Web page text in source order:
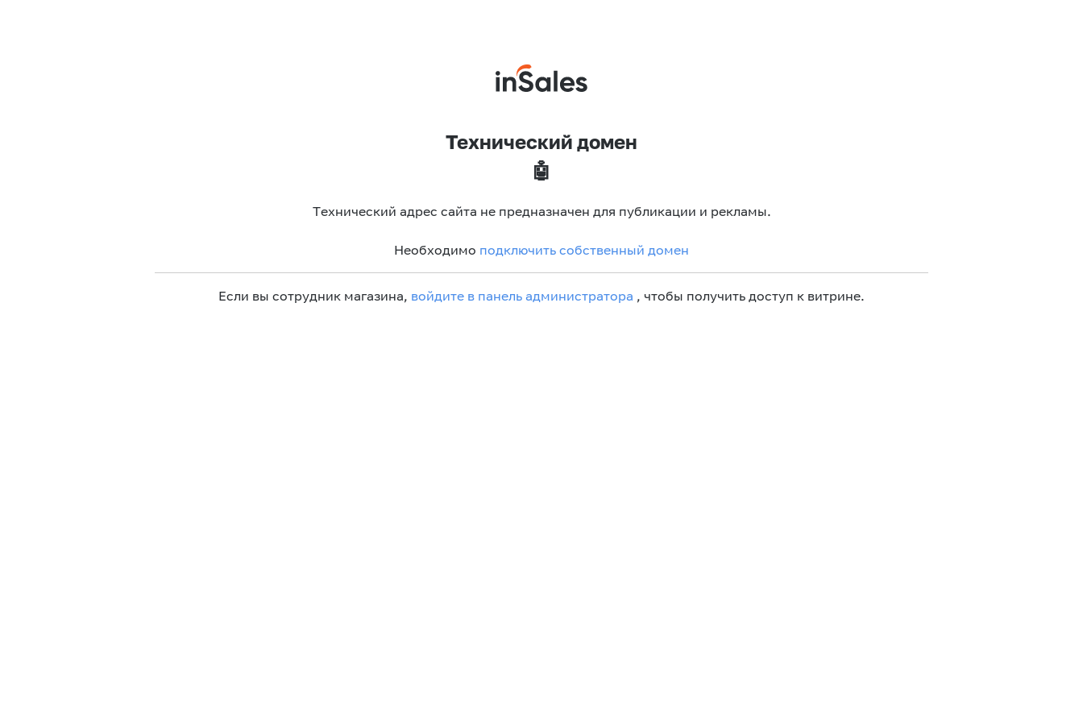
Технический домен
🤖
Технический адрес сайта не предназначен для публикации и рекламы.
Необходимо подключить собственный домен
Если вы сотрудник магазина, войдите в панель администратора , чтобы получить доступ к витрине.